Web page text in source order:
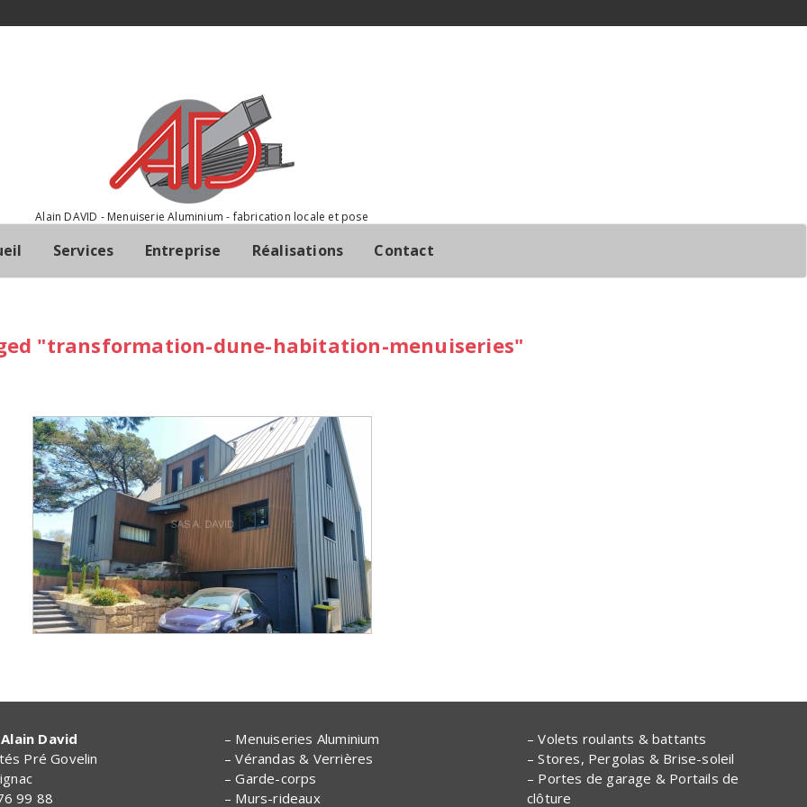
Alain DAVID - Menuiserie Aluminium - fabrication locale et pose
Services Entreprise Réalisations Contact
"transformation-dune-habitation-menuiseries"
David
Pré Govelin
99 88
– Menuiseries Aluminium
– Vérandas & Verrières
– Garde-corps
– Murs-rideaux
– Volets roulants & battants
– Stores, Pergolas & Brise-soleil
– Portes de garage & Portails de
clôture